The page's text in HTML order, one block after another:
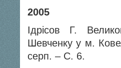
2005
Ідрісов Г.
Шевченку у м.
серп. – С. 6.